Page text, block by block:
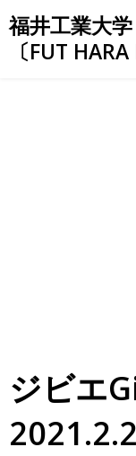
Skip
to
content
福井工業大
〔FUT HARA
ジビエ